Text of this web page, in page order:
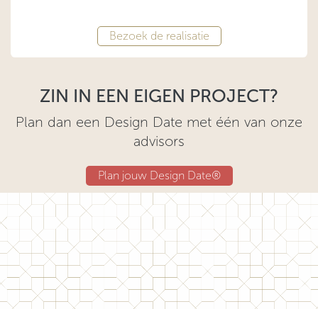
Bezoek de realisatie
ZIN IN EEN EIGEN PROJECT?
Plan dan een Design Date met één van onze
advisors
Plan jouw Design Date®